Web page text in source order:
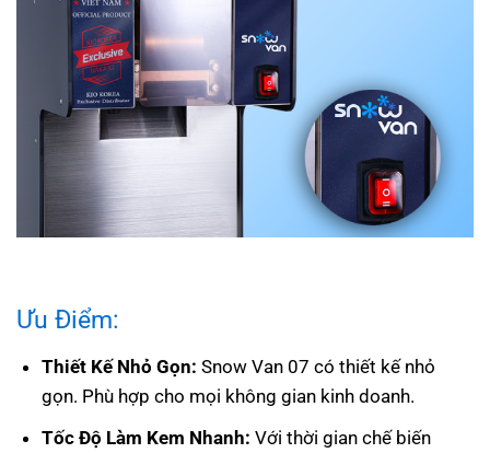
Ưu Điểm:
Thiết Kế Nhỏ Gọn: Snow Van 07 có thiết kế nhỏ
gọn. Phù hợp cho mọi không gian kinh doanh.
Tốc Độ Làm Kem Nhanh: Với thời gian chế biến